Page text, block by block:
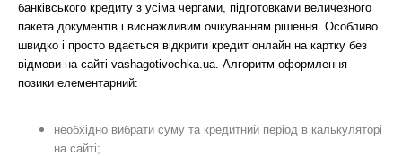
банківського кредиту з усіма чергами, підготовками величезного
пакета документів і виснажливим очікуванням рішення. Особливо
швидко і просто вдається відкрити кредит онлайн на картку без
відмови на сайті vashagotivochka.ua. Алгоритм оформлення
позики елементарний:
необхідно вибрати суму та кредитний період в калькуляторі
на сайті;